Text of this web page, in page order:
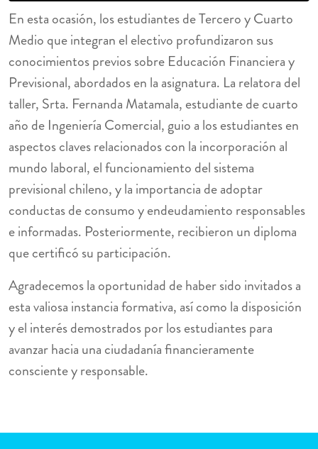
En esta ocasión, los estudiantes de Tercero y Cuarto
Medio que integran el electivo profundizaron sus
conocimientos previos sobre Educación Financiera y
Previsional, abordados en la asignatura. La relatora del
taller, Srta. Fernanda Matamala, estudiante de cuarto
año de Ingeniería Comercial, guio a los estudiantes en
aspectos claves relacionados con la incorporación al
mundo laboral, el funcionamiento del sistema
previsional chileno, y la importancia de adoptar
conductas de consumo y endeudamiento responsables
e informadas. Posteriormente, recibieron un diploma
que certificó su participación.
Agradecemos la oportunidad de haber sido invitados a
esta valiosa instancia formativa, así como la disposición
y el interés demostrados por los estudiantes para
avanzar hacia una ciudadanía financieramente
consciente y responsable.